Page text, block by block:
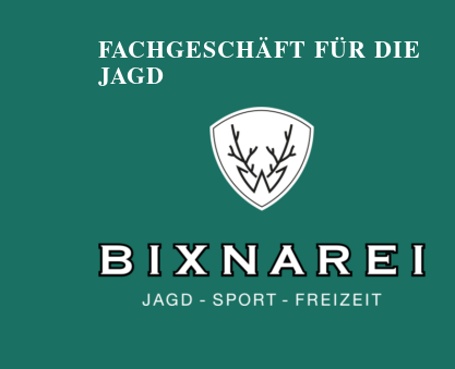
FACHGESCHÄFT FÜR DIE
JAGD